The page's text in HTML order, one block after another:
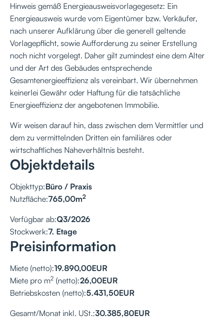
Hinweis gemäß Energieausweisvorlagegesetz: Ein
Energieausweis wurde vom Eigentümer bzw. Verkäufer,
nach unserer Aufklärung über die generell geltende
Vorlagepflicht, sowie Aufforderung zu seiner Erstellung
noch nicht vorgelegt. Daher gilt zumindest eine dem Alter
und der Art des Gebäudes entsprechende
Gesamtenergieeffizienz als vereinbart. Wir übernehmen
keinerlei Gewähr oder Haftung für die tatsächliche
Energieeffizienz der angebotenen Immobilie.
Wir weisen darauf hin, dass zwischen dem Vermittler und
dem zu vermittelnden Dritten ein familiäres oder
wirtschaftliches Naheverhältnis besteht.
Objektdetails
Objekttyp:Büro / Praxis
Nutzfläche:765,00m2
Verfügbar ab:Q3/2026
Stockwerk:7. Etage
Preisinformation
Miete (netto):19.890,00EUR
Miete pro m2 (netto):26,00EUR
Betriebskosten (netto):5.431,50EUR
Gesamt/Monat inkl. USt.:30.385,80EUR